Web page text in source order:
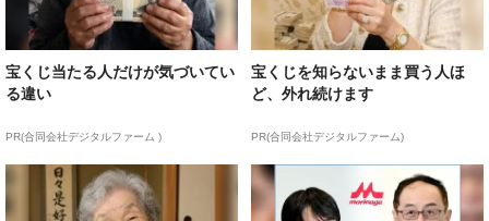
宝くじ当たる人だけが気づいてい
る違い
PR(合同会社デジタルファーム )
宝くじを知らないまま買う人ほ
ど、外れ続けます
PR(合同会社デジタルファーム)